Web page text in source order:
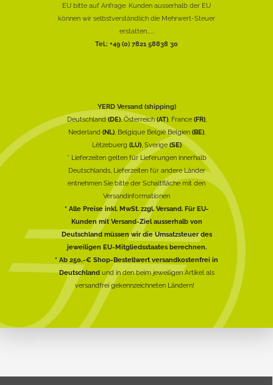
EU bitte auf Anfrage. Kunden ausserhalb der EU
können wir selbstverständlich die Mehrwert-Steuer
erstatten......
Tel.: +49 (0) 7821 58838 30
YERD Versand (shipping)
Deutschland(DE), Österreich(AT), France (FR),
Nederland (NL), Belgique België Belgien (BE),
Lëtzebuerg (LU), Sverige(SE)
* Lieferzeiten gelten für Lieferungen innerhalb
Deutschlands, Lieferzeiten für andere Länder
entnehmen Sie bitte der Schaltfläche mit den
Versandinformationen
* Alle Preise inkl. MwSt. zzgl. Versand. Für EU-
Kunden mit Versand-Ziel ausserhalb von
Deutschland müssen wir die Umsatzsteuer des
jeweiligen EU-Mitgliedsstaates berechnen.
* Ab 250,-€ Shop-Bestellwert versandkostenfrei in
Deutschlandund in den beim jeweiligen Artikel als
versandfrei gekennzeichneten Ländern!